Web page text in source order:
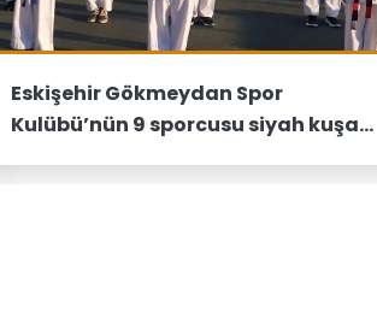
Eskişehir Gökmeydan Spor
Kulübü’nün 9 sporcusu siyah kuşak